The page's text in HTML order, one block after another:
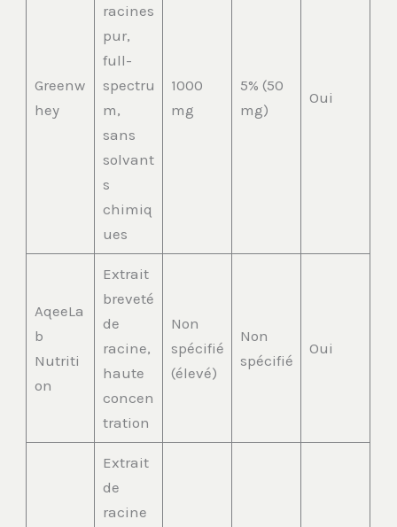
Greenw
hey
racines
pur,
full-
spectru
m,
sans
solvant
s
chimiq
ues
1000
mg
5% (50
mg)
Oui
AqeeLa
b
Nutriti
on
Extrait
breveté
de
racine,
haute
concen
tration
Non
spécifié
(élevé)
Non
spécifié
Oui
Extrait
de
racine